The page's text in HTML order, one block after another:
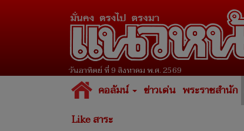
วันอาทิตย์ ที่ 9 สิงหาคม พ.ศ. 2569
คอลัมน์ ข่าวเด่น พระราชสำนัก
Like สาระ